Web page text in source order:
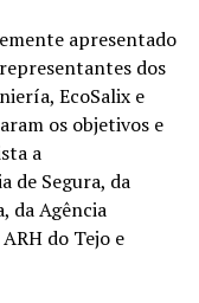
apresentado
dos
EcoSalix e
os objetivos e
a
de Segura, da
da Agência
do Tejo e